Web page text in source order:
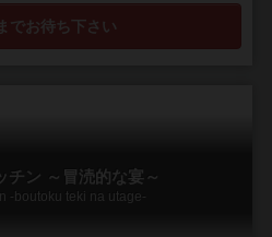
でお待ち下さい
チン ～冒涜的な宴～
-boutoku teki na utage-